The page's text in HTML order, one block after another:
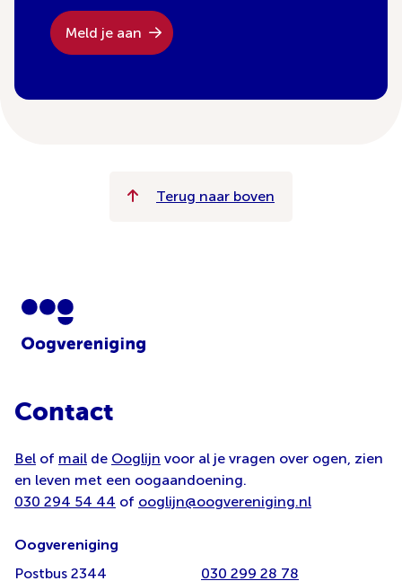
Meld je aan
Terug naar boven
Contact
Bel of mail de Ooglijn voor al je vragen over ogen, zien
en leven met een oogaandoening.
030 294 54 44 of ooglijn@oogvereniging.nl
Oogvereniging
Postbus 2344
030 299 28 78